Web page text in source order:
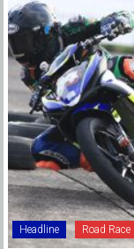
Headline Road Race